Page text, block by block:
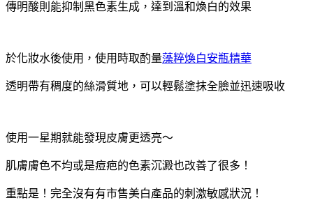
傳明酸則能抑制黑色素生成，達到溫和煥白的效果
於化妝水後使用，使用時取酌量藻粹煥白安瓶精華
透明帶有稠度的絲滑質地，可以輕鬆塗抹全臉並迅速吸收
使用一星期就能發現皮膚更透亮～
肌膚膚色不均或是痘疤的色素沉澱也改善了很多！
重點是！完全沒有有市售美白產品的刺激敏感狀況！